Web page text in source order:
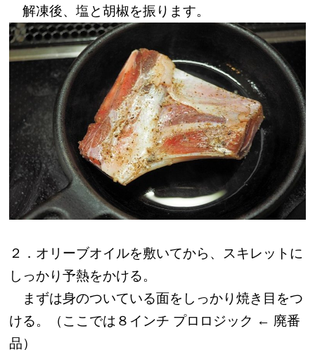
解凍後、塩と胡椒を振ります。
２．オリーブオイルを敷いてから、スキレットに
しっかり予熱をかける。
まずは身のついている面をしっかり焼き目をつ
ける。（ここでは８インチ プロロジック ← 廃番
品）